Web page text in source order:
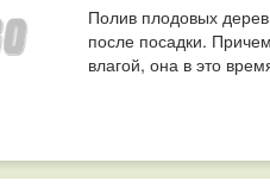
Полив плодовых
после посадки.
влагой, она в это